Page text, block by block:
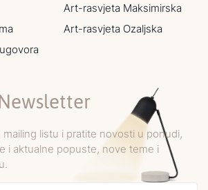
Art-rasvjeta Maksimirska
Art-rasvjeta Ozaljska
mailing listu i pratite novosti u ponudi,
i aktualne popuste, nove teme i